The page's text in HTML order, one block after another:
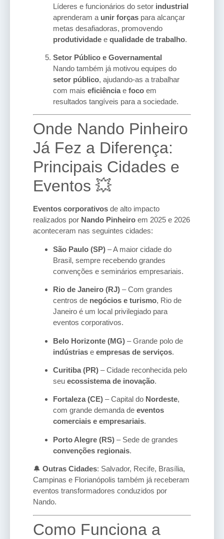
Líderes e funcionários do setor industrial
aprenderam a unir forças para alcançar
metas desafiadoras, promovendo
produtividade e qualidade de trabalho.
Setor Público e Governamental
Nando também já motivou equipes do
setor público, ajudando-as a trabalhar
com mais eficiênciae foco em
resultados tangíveis para a sociedade.
Onde Nando Pinheiro
Já Fez a Diferença:
Principais Cidades e
Eventos 💥
Eventos corporativos de alto impacto
realizados por Nando Pinheiro em 2025 e 2026
aconteceram nas seguintes cidades:
São Paulo (SP) – A maior cidade do
Brasil, sempre recebendo grandes
convenções e seminários empresariais.
Rio de Janeiro (RJ) – Com grandes
centros de negócios e turismo, Rio de
Janeiro é um local privilegiado para
eventos corporativos.
Belo Horizonte (MG) – Grande polo de
indústrias e empresas de serviços.
Curitiba (PR) – Cidade reconhecida pelo
seu ecossistema de inovação.
Fortaleza (CE) – Capital do Nordeste,
com grande demanda de eventos
comerciais e empresariais.
Porto Alegre (RS) – Sede de grandes
convenções regionais.
🔔 Outras Cidades: Salvador, Recife, Brasília,
Campinas e Florianópolis também já receberam
eventos transformadores conduzidos por
Nando.
Como Funciona a